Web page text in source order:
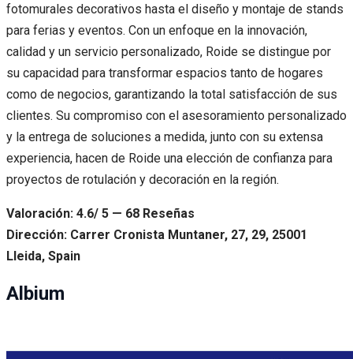
fotomurales decorativos hasta el diseño y montaje de stands
para ferias y eventos. Con un enfoque en la innovación,
calidad y un servicio personalizado, Roide se distingue por
su capacidad para transformar espacios tanto de hogares
como de negocios, garantizando la total satisfacción de sus
clientes. Su compromiso con el asesoramiento personalizado
y la entrega de soluciones a medida, junto con su extensa
experiencia, hacen de Roide una elección de confianza para
proyectos de rotulación y decoración en la región.
Valoración: 4.6/ 5 — 68 Reseñas
Dirección: Carrer Cronista Muntaner, 27, 29, 25001
Lleida, Spain
Albium